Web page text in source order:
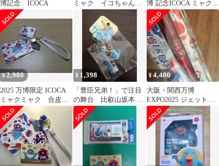
博記念 ICOCA
ミャク イコちゃん
博 記念ICOCA ミャクミ
ャク パスケースセット
¥2,980
2025 万博限定 ICOCA
ミャクミャク 合皮パ
スケース
¥ 1,398
「豊臣兄弟！」で注目
の舞台 比叡山坂本
駅 カモノハシのイコ
ちゃん ストラップ
¥4,400
大阪・関西万博
EXPO2025 ジェットス
トリーム4&1 レッド